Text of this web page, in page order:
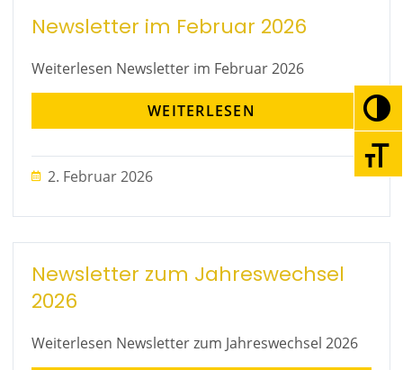
Newsletter im Februar 2026
Weiterlesen Newsletter im Februar 2026
WEITERLESEN
2. Februar 2026
Newsletter zum Jahreswechsel
2026
Weiterlesen Newsletter zum Jahreswechsel 2026